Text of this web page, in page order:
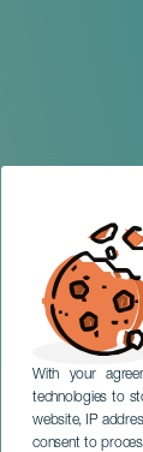
With your
technologies to
website, IP
consent to